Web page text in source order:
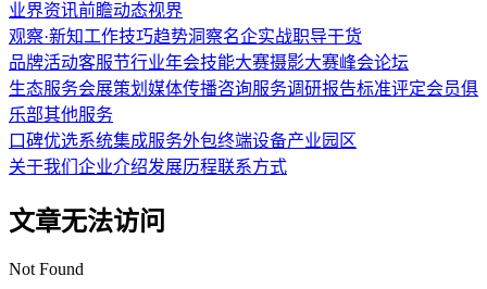
业界资讯前瞻动态视界
观察·新知工作技巧趋势洞察名企实战职导干货
品牌活动客服节行业年会技能大赛摄影大赛峰会论坛
生态服务会展策划 媒体传播咨询服务调研报告标准评定会员俱
乐部其他服务
口碑优选系统集成服务外包终端设备产业园区
关于我们 企业介绍发展历程联系方式
文章无法访问
Not Found